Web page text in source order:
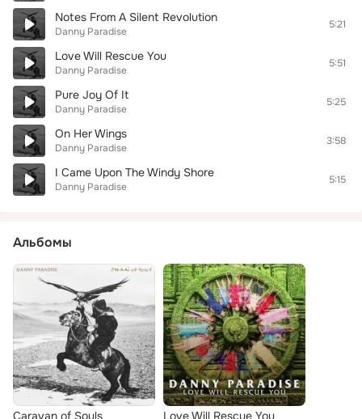
Notes From A Silent Revolution
Danny Paradise
5:21
Love Will Rescue You
Danny Paradise
5:51
Pure Joy Of It
Danny Paradise
5:25
On Her Wings
Danny Paradise
3:58
I Came Upon The Windy Shore
Danny Paradise
5:15
Альбомы
Caravan of Souls Love Will Rescue You